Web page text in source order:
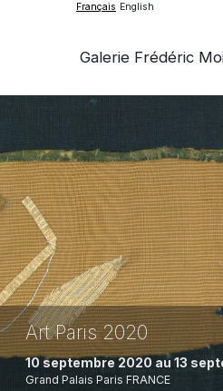
Français English
Galerie Frédéric
Art Paris 2020
10 septembre 2020 au 13
Grand Palais Paris FRANCE